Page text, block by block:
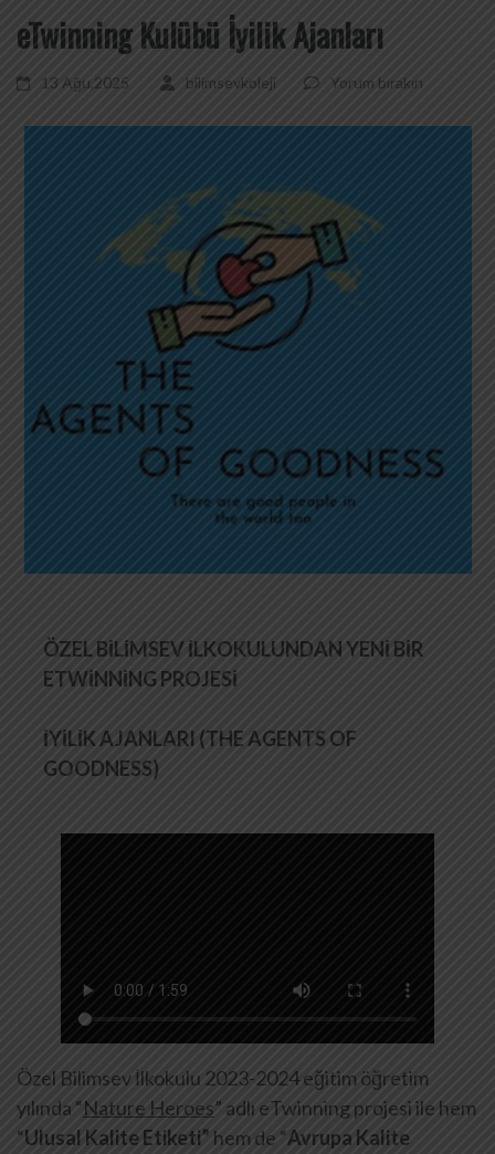
eTwinning Kulübü İyilik Ajanları
13 Ağu,2025 bilimsevkoleji Yorum bırakın
ÖZEL BİLİMSEV İLKOKULUNDAN YENİ BİR
ETWİNNİNG PROJESİ
İYİLİK AJANLARI (THE AGENTS OF
GOODNESS)
Özel Bilimsev İlkokulu 2023-2024 eğitim öğretim
yılında “Nature Heroes” adlı eTwinning projesi ile hem
“Ulusal Kalite Etiketi” hem de “Avrupa Kalite